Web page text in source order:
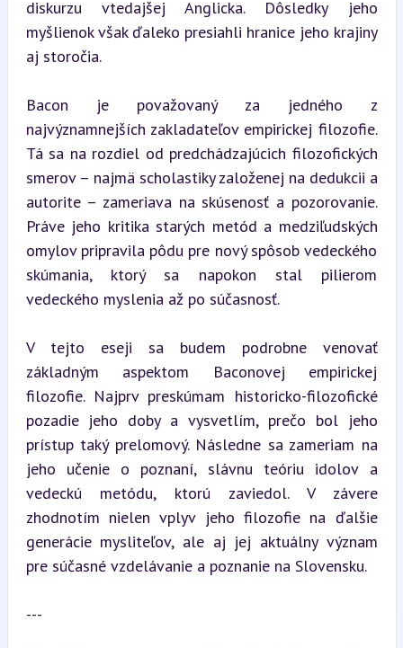
diskurzu vtedajšej Anglicka. Dôsledky jeho
myšlienok však ďaleko presiahli hranice jeho krajiny
aj storočia.
Bacon je považovaný za jedného z
najvýznamnejších zakladateľov empirickej filozofie.
Tá sa na rozdiel od predchádzajúcich filozofických
smerov – najmä scholastiky založenej na dedukcii a
autorite – zameriava na skúsenosť a pozorovanie.
Práve jeho kritika starých metód a medziľudských
omylov pripravila pôdu pre nový spôsob vedeckého
skúmania, ktorý sa napokon stal pilierom
vedeckého myslenia až po súčasnosť.
V tejto eseji sa budem podrobne venovať
základným aspektom Baconovej empirickej
filozofie. Najprv preskúmam historicko-filozofické
pozadie jeho doby a vysvetlím, prečo bol jeho
prístup taký prelomový. Následne sa zameriam na
jeho učenie o poznaní, slávnu teóriu idolov a
vedeckú metódu, ktorú zaviedol. V závere
zhodnotím nielen vplyv jeho filozofie na ďalšie
generácie mysliteľov, ale aj jej aktuálny význam
pre súčasné vzdelávanie a poznanie na Slovensku.
---